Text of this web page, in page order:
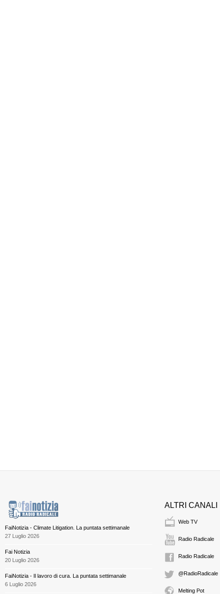
FaiNotizia - Climate Litigation. La puntata settimanale
27 Luglio 2026
Fai Notizia
20 Luglio 2026
FaiNotizia - Il lavoro di cura. La puntata settimanale
6 Luglio 2026
ALTRI CANALI
Web TV
Radio Radicale
Radio Radicale
@RadioRadicale
Melting Pot